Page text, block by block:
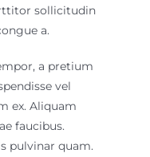
sollicitudin
a.
a pretium
vel
ex. Aliquam
faucibus.
pulvinar quam.